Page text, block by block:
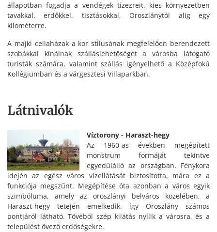
állapotban fogadja a vendégek tízezreit, kies környezetben
tavakkal, erdőkkel, tisztásokkal, Oroszlánytól alig egy
kilométerre.
A majki cellaházak a kor stílusának megfelelően berendezett
szobákkal kínálnak szálláslehetőséget a városba látogató
turisták számára, valamint szállás igényelhető a Középfokú
Kollégiumban és a várgesztesi Villaparkban.
Látnivalók
Víztorony - Haraszt-hegy
Az 1960-as években megépített
monstrum formáját tekintve
egyedülálló az országban. Fénykora
idején az egész város vízellátását biztosította, mára ez a
funkciója megszűnt. Megépítése óta azonban a város egyik
szimbóluma, amely az oroszlányi belváros közelében, a
Haraszt-hegy tetején emelkedik, így Oroszlány számos
pontjáról látható. Tövéből szép kilátás nyílik a városra, és a
települést övező erdőségekre.